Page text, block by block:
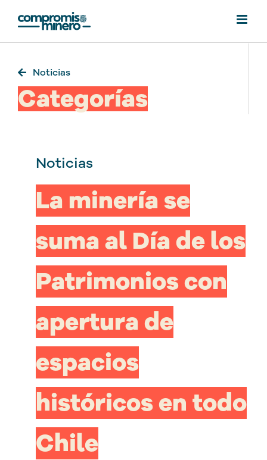
contenido
Noticias
Categorías
Noticias
La minería se
suma al Día de los
Patrimonios con
apertura de
espacios
históricos en todo
Chile